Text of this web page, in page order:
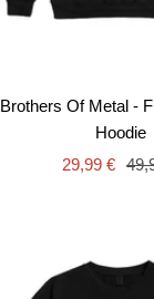
Brothers Of Metal -
Hoodie
29,99 €